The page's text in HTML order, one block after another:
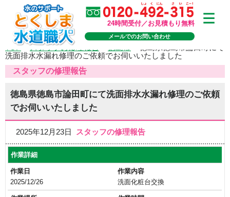
24時間受付／お見積もり無料
メールでのお問い合わせ
TOP>スタッフの修理報告
洗面排水水漏れ修理のご依頼でお伺いいたしました
スタッフの修理報告
徳島県徳島市論田町にて洗面排水水漏れ修理のご依頼
でお伺いいたしました
2025年12月23日 スタッフの修理報告
作業詳細
作業日
2025/12/26
作業内容
洗面化粧台交換